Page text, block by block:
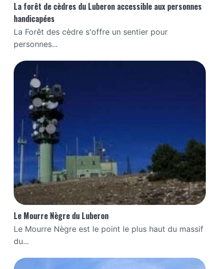
La forêt de cèdres du Luberon accessible aux personnes
handicapées
La Forêt des cèdre s'offre un sentier pour
personnes...
Le Mourre Nègre du Luberon
Le Mourre Nègre est le point le plus haut du massif
du...